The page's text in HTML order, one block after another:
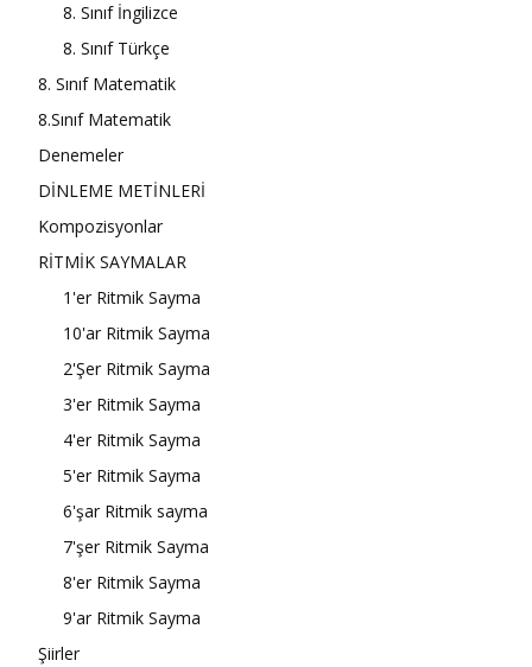
8. Sınıf İngilizce
8. Sınıf Türkçe
8. Sınıf Matematik
8.Sınıf Matematik
Denemeler
DİNLEME METİNLERİ
Kompozisyonlar
RİTMİK SAYMALAR
1'er Ritmik Sayma
10'ar Ritmik Sayma
2'Şer Ritmik Sayma
3'er Ritmik Sayma
4'er Ritmik Sayma
5'er Ritmik Sayma
6'şar Ritmik sayma
7'şer Ritmik Sayma
8'er Ritmik Sayma
9'ar Ritmik Sayma
Şiirler